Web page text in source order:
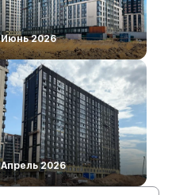
Июнь 2026
Апрель 2026